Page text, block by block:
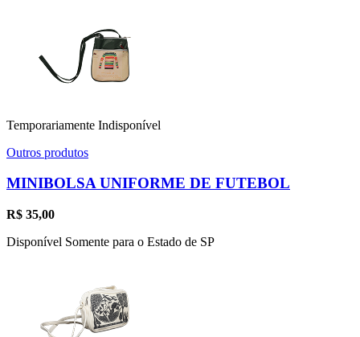
Temporariamente Indisponível
Outros produtos
MINIBOLSA UNIFORME DE FUTEBOL
R$ 35,00
Disponível Somente para o Estado de SP